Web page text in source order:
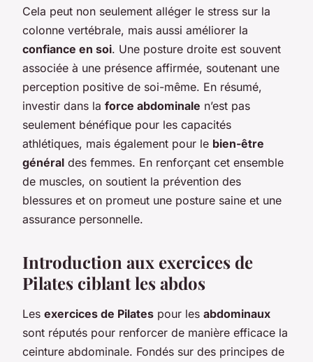
Cela peut non seulement alléger le stress sur la
colonne vertébrale, mais aussi améliorer la
confiance en soi. Une posture droite est souvent
associée à une présence affirmée, soutenant une
perception positive de soi-même. En résumé,
investir dans la force abdominale n’est pas
seulement bénéfique pour les capacités
athlétiques, mais également pour le bien-être
général des femmes. En renforçant cet ensemble
de muscles, on soutient la prévention des
blessures et on promeut une posture saine et une
assurance personnelle.
Introduction aux exercices de
Pilates ciblant les abdos
Les exercices de Pilates pour les abdominaux
sont réputés pour renforcer de manière efficace la
ceinture abdominale. Fondés sur des principes de